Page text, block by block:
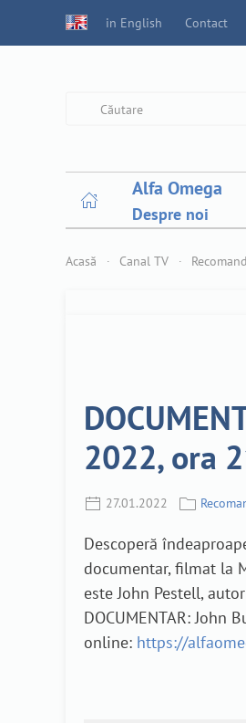
in English Contact
Alfa Omega
Despre noi
Acasă Canal TV
2022, ora
27.01.2022
Descoperă
documentar, filmat la
este John Pestell,
DOCUMENTAR: John
online: https://